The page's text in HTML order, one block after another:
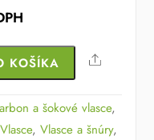
KOŠÍKA Share
a šokové vlasce,
Vlasce,Vlasce a šnúry,